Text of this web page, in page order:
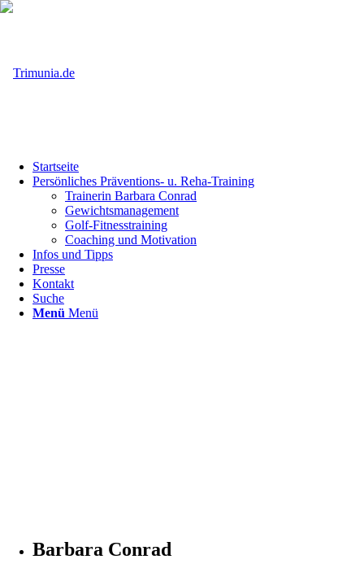
Startseite
Persönliches Präventions- u. Reha-Training
Trainerin Barbara Conrad
Gewichtsmanagement
Golf-Fitnesstraining
Coaching und Motivation
Infos und Tipps
Presse
Kontakt
Suche
Menü Menü
Barbara Conrad